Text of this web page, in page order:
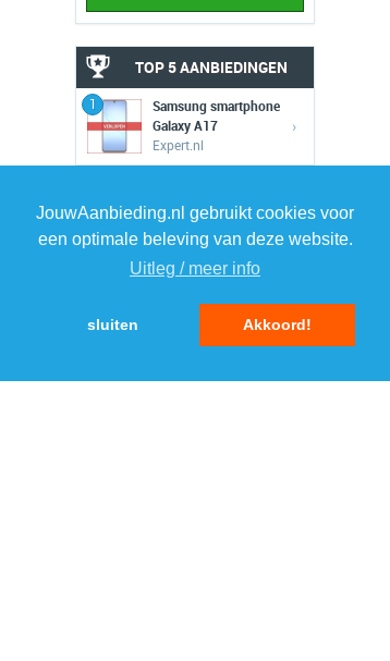
JouwAanbieding.nl gebruikt cookies voor
een optimale beleving van deze website.
Uitleg / meer info
sluiten Akkoord!
TOP 5 AANBIEDINGEN
1
Samsung smartphone
Galaxy A17
Expert.nl
›
Galaxy A36 book case
Coolblue.nl 1
›
BeamZ Vrijmibo
lichtset
4